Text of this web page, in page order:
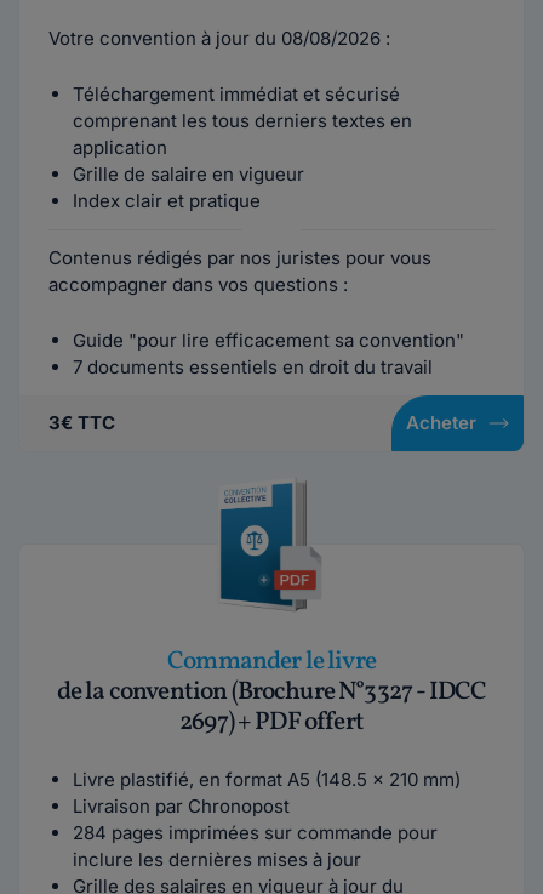
Votre convention à jour du 08/08/2026 :
Téléchargement immédiat et sécurisé
comprenant les tous derniers textes en
application
Grille de salaire en vigueur
Index clair et pratique
Contenus rédigés par nos juristes pour vous
accompagner dans vos questions :
Guide "pour lire efficacement sa convention"
7 documents essentiels en droit du travail
3€ TTC Acheter
Commander le livre
de la convention (Brochure N°3327 - IDCC
2697) + PDF offert
Livre plastifié, en format A5 (148.5 x 210 mm)
Livraison par Chronopost
284 pages imprimées sur commande pour
inclure les dernières mises à jour
Grille des salaires en vigueur à jour du